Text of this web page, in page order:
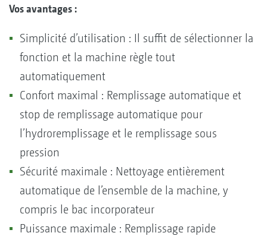
Vos avantages :
Simplicité d’utilisation : Il suffit de sélectionner la
fonction et la machine règle tout
automatiquement
Confort maximal : Remplissage automatique et
stop de remplissage automatique pour
l’hydroremplissage et le remplissage sous
pression
Sécurité maximale : Nettoyage entièrement
automatique de l’ensemble de la machine, y
compris le bac incorporateur
Puissance maximale : Remplissage rapide